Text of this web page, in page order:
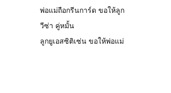
พ่อแม่ถือกรีนการ์ด ขอให้ลูก
วีซ่า คู่หมั้น
ลูกยูเอสซิติเซ่น ขอให้พ่อแม่